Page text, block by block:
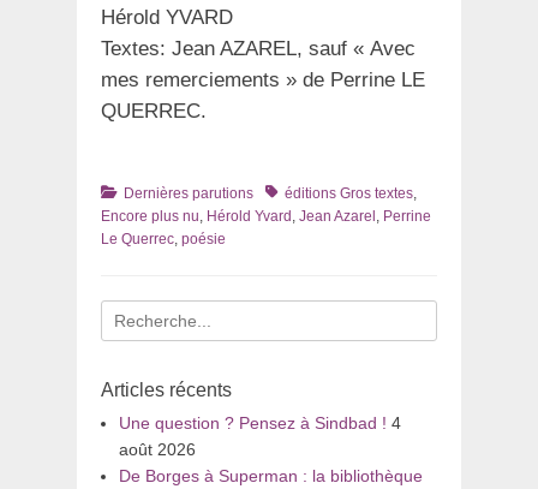
Hérold YVARD
Textes: Jean AZAREL, sauf « Avec
mes remerciements » de Perrine LE
QUERREC.
Catégories
Dernières parutions Tagséditions Gros textes,
Encore plus nu, Hérold Yvard , Jean Azarel , Perrine
Le Querrec, poésie
Recherche
pour
Articles récents
Une question ? Pensez à Sindbad ! 4
août 2026
De Borges à Superman : la bibliothèque